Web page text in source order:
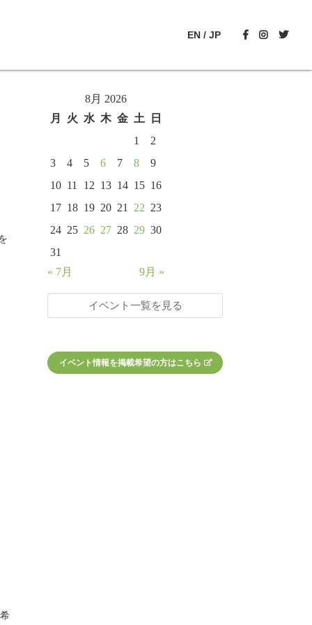
EN / JP
8月 2026
月
火 水 木 金 土
日
1
2
3
4 5 6 7 8
9
10 11 12 13 14 15 16
17 18 19 20 21 22 23
24 25 26 27 28 29 30
31
« 7月
9月 »
イベント一覧を見る
イベント情報を掲載希望の方はこちら